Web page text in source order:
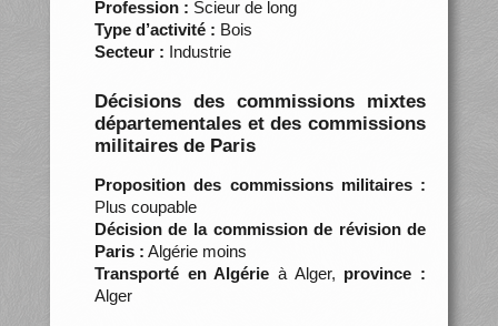
Profession : Scieur de long
Type d’activité : Bois
Secteur : Industrie
Décisions des commissions mixtes
départementales et des commissions
militaires de Paris
Proposition des commissions militaires :
Plus coupable
Décision de la commission de révision de
Paris : Algérie moins
Transporté en Algérie à Alger, province :
Alger